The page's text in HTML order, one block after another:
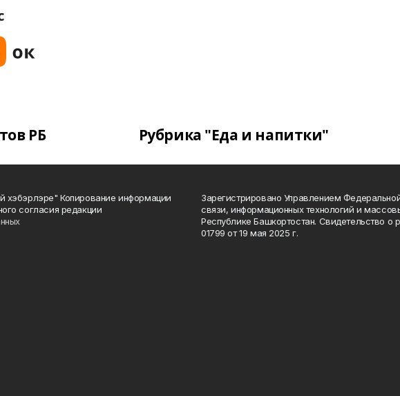
РБ Рубрика "Еда и напитки"
хэбэрлэре" Копирование информации
согласия редакции
Зарегистрировано Управлением
связи, информационных технологий и
Республике Башкортостан. Свидетельство
01799 от 19 мая 2025 г.